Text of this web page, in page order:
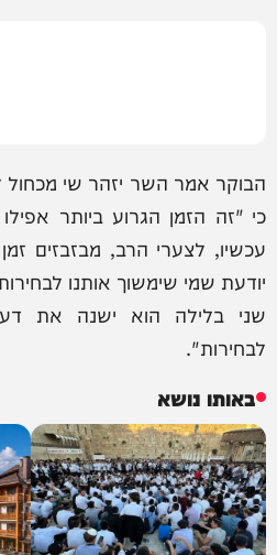
הבוקר אמר השר יזהר שי מכחול
כי "זה הזמן הגרוע ביותר
עכשיו, לצערי הרב, מבזבזים
יודעת שמי שימשוך אותנו
שני בלילה הוא ישנה את
לבחירות".
באותו נושא